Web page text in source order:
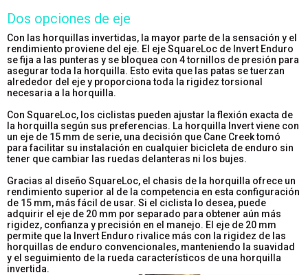
Dos opciones de eje
Con las horquillas invertidas, la mayor parte de la sensación y el
rendimiento proviene del eje. El eje SquareLoc de Invert Enduro
se fija a las punteras y se bloquea con 4 tornillos de presión para
asegurar toda la horquilla. Esto evita que las patas se tuerzan
alrededor del eje y proporciona toda la rigidez torsional
necesaria a la horquilla.
Con SquareLoc, los ciclistas pueden ajustar la flexión exacta de
la horquilla según sus preferencias. La horquilla Invert viene con
un eje de 15 mm de serie, una decisión que Cane Creek tomó
para facilitar su instalación en cualquier bicicleta de enduro sin
tener que cambiar las ruedas delanteras ni los bujes.
Gracias al diseño SquareLoc, el chasis de la horquilla ofrece un
rendimiento superior al de la competencia en esta configuración
de 15 mm, más fácil de usar. Si el ciclista lo desea, puede
adquirir el eje de 20 mm por separado para obtener aún más
rigidez, confianza y precisión en el manejo. El eje de 20 mm
permite que la Invert Enduro rivalice más con la rigidez de las
horquillas de enduro convencionales, manteniendo la suavidad
y el seguimiento de la rueda característicos de una horquilla
invertida.